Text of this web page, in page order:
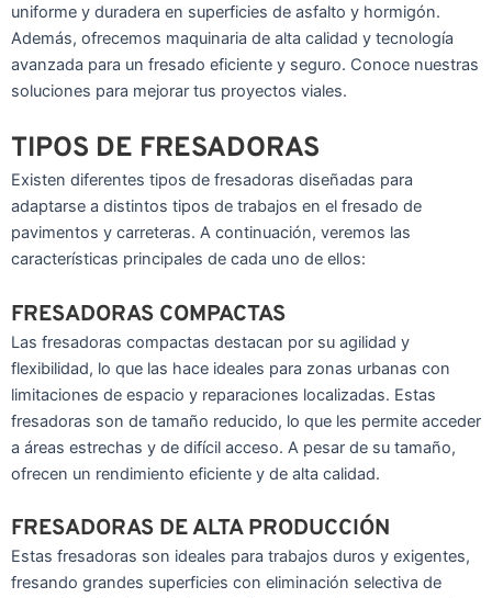
uniforme y duradera en superficies de asfalto y hormigón.
Además, ofrecemos maquinaria de alta calidad y tecnología
avanzada para un fresado eficiente y seguro. Conoce nuestras
soluciones para mejorar tus proyectos viales.
TIPOS DE FRESADORAS
Existen diferentes tipos de fresadoras diseñadas para
adaptarse a distintos tipos de trabajos en el fresado de
pavimentos y carreteras. A continuación, veremos las
características principales de cada uno de ellos:
FRESADORAS COMPACTAS
Las fresadoras compactas destacan por su agilidad y
flexibilidad, lo que las hace ideales para zonas urbanas con
limitaciones de espacio y reparaciones localizadas. Estas
fresadoras son de tamaño reducido, lo que les permite acceder
a áreas estrechas y de difícil acceso. A pesar de su tamaño,
ofrecen un rendimiento eficiente y de alta calidad.
FRESADORAS DE ALTA PRODUCCIÓN
Estas fresadoras son ideales para trabajos duros y exigentes,
fresando grandes superficies con eliminación selectiva de